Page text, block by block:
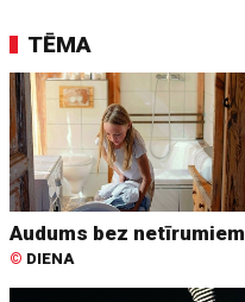
TĒMA
Audums bez netīrumiem
© DIENA